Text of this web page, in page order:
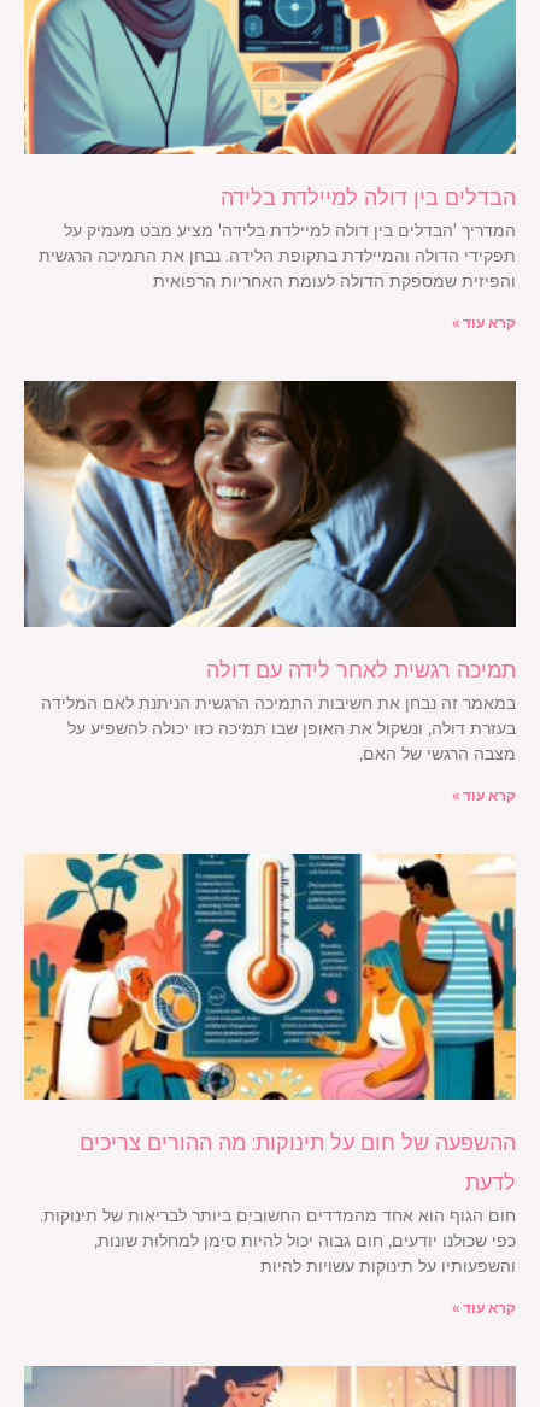
הבדלים בין דולה למיילדת בלידה
המדריך 'הבדלים בין דולה למיילדת בלידה' מציע מבט מעמיק על
תפקידי הדולה והמיילדת בתקופת הלידה. נבחן את התמיכה הרגשית
והפיזית שמספקת הדולה לעומת האחריות הרפואית
קרא עוד »
תמיכה רגשית לאחר לידה עם דולה
במאמר זה נבחן את חשיבות התמיכה הרגשית הניתנת לאם המלידה
בעזרת דולה, ונשקול את האופן שבו תמיכה כזו יכולה להשפיע על
מצבה הרגשי של האם,
קרא עוד »
ההשפעה של חום על תינוקות: מה ההורים צריכים
לדעת
חום הגוף הוא אחד מהמדדים החשובים ביותר לבריאות של תינוקות.
כפי שכולנו יודעים, חום גבוה יכול להיות סימן למחלות שונות,
והשפעותיו על תינוקות עשויות להיות
קרא עוד »